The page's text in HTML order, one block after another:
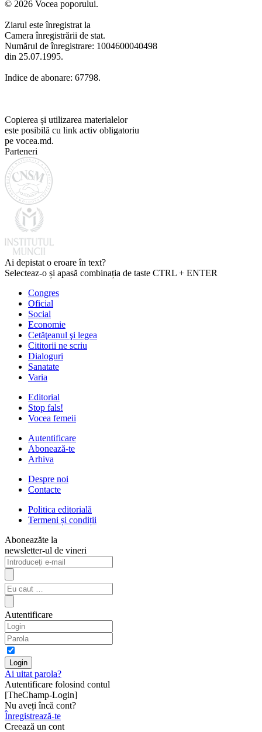
© 2026 Vocea poporului.
Ziarul este înregistrat la
Camera înregistrării de stat.
Numărul de înregistrare: 1004600040498
din 25.07.1995.
Indice de abonare: 67798.
Copierea și utilizarea materialelor
este posibilă cu link activ obligatoriu
pe vocea.md.
Parteneri
Ai depistat o eroare în text?
Selecteaz-o și apasă combinația de taste CTRL + ENTER
Congres
Oficial
Social
Economie
Cetăţeanul şi legea
Cititorii ne scriu
Dialoguri
Sanatate
Varia
Editorial
Stop fals!
Vocea femeii
Autentificare
Abonează-te
Arhiva
Despre noi
Contacte
Politica editorială
Termeni și condiții
Aboneazăte la
newsletter-ul de vineri
Autentificare
Ai uitat parola?
Autentificare folosind contul
[TheChamp-Login]
Nu aveți încă cont?
Înregistrează-te
Creează un cont